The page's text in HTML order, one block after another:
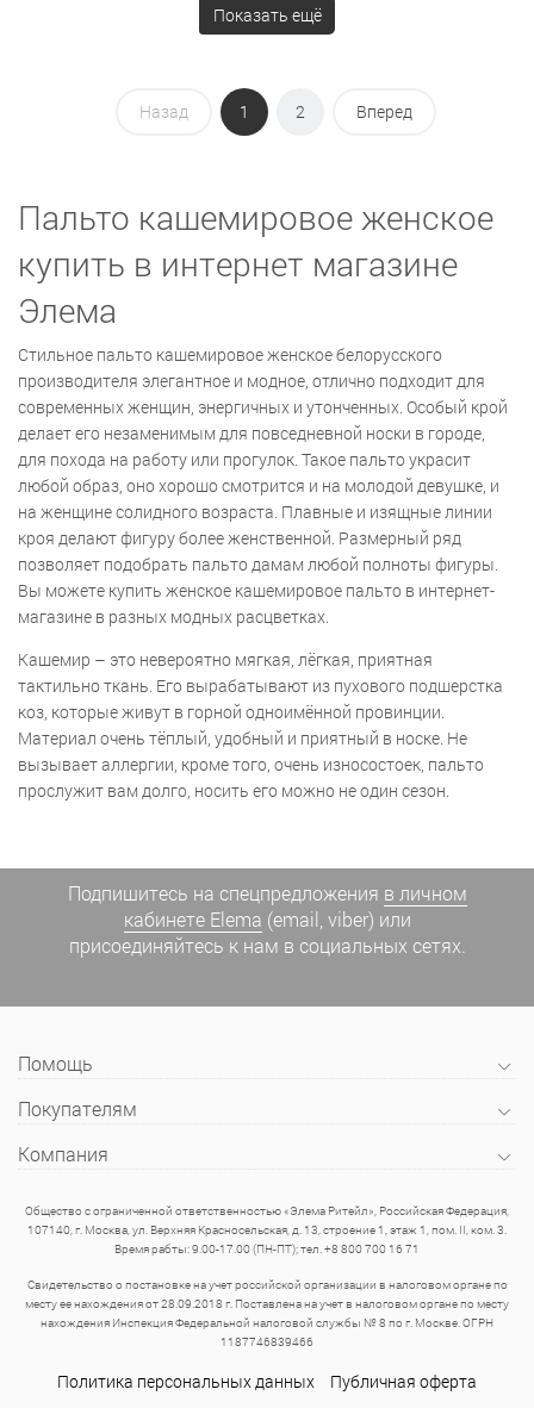
Показать ещё
Назад 1 2 Вперед
Пальто кашемировое женское
купить в интернет магазине
Элема
Стильное пальто кашемировое женское белорусского
производителя элегантное и модное, отлично подходит для
современных женщин, энергичных и утонченных. Особый крой
делает его незаменимым для повседневной носки в городе,
для похода на работу или прогулок. Такое пальто украсит
любой образ, оно хорошо смотрится и на молодой девушке, и
на женщине солидного возраста. Плавные и изящные линии
кроя делают фигуру более женственной. Размерный ряд
позволяет подобрать пальто дамам любой полноты фигуры.
Вы можете купить женское кашемировое пальто в интернет-
магазине в разных модных расцветках.
Кашемир – это невероятно мягкая, лёгкая, приятная
тактильно ткань. Его вырабатывают из пухового подшерстка
коз, которые живут в горной одноимённой провинции.
Материал очень тёплый, удобный и приятный в носке. Не
вызывает аллергии, кроме того, очень износостоек, пальто
прослужит вам долго, носить его можно не один сезон.
Подпишитесь на спецпредложения в личном
кабинете Elema (email, viber) или
присоединяйтесь к нам в социальных сетях.
Помощь
Покупателям
Компания
Общество с ограниченной ответственностью «Элема Ритейл», Российская Федерация,
107140, г. Москва, ул. Верхняя Красносельская, д. 13, строение 1, этаж 1, пом. II, ком. 3.
Время рабты: 9.00-17.00 (ПН-ПТ); тел. +8 800 700 16 71
Свидетельство о постановке на учет российской организации в налоговом органе по
месту ее нахождения от 28.09.2018 г. Поставлена на учет в налоговом органе по месту
нахождения Инспекция Федеральной налоговой службы № 8 по г. Москве. ОГРН
1187746839466
Политика персональных данных Публичная оферта